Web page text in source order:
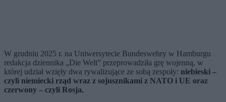
W grudniu 2025 r. na Uniwersytecie Bundeswehry w Hamburgu
redakcja dziennika „Die Welt” przeprowadziła grę wojenną, w
której udział wzięły dwa rywalizujące ze sobą zespoły: niebieski –
czyli niemiecki rząd wraz z sojusznikami z NATO i UE oraz
czerwony – czyli Rosja.